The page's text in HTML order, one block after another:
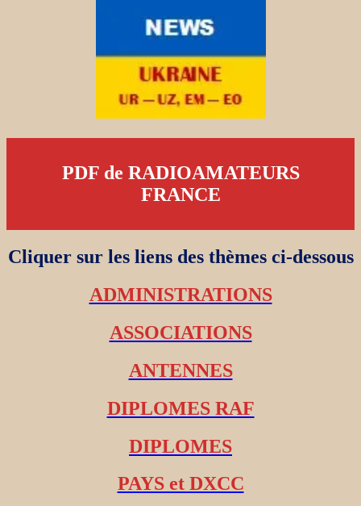
PDF de RADIOAMATEURS
FRANCE
Cliquer sur les liens des thèmes ci-dessous
ADMINISTRATIONS
ASSOCIATIONS
ANTENNES
DIPLOMES RAF
DIPLOMES
PAYS et DXCC